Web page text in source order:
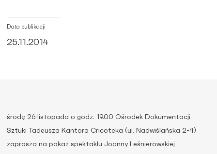
Data publikacji
25.11.2014
środę 26 listopada o godz. 19.00 Ośrodek Dokumentacji
Sztuki Tadeusza Kantora Cricoteka (ul. Nadwiślańska 2-4)
zaprasza na pokaz spektaklu Joanny Leśnierowskiej